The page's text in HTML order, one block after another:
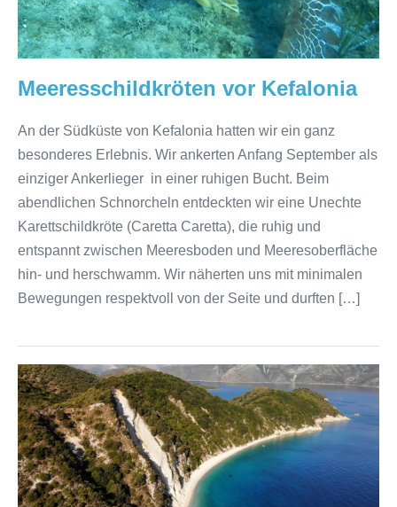
Meeresschildkröten vor Kefalonia
An der Südküste von Kefalonia hatten wir ein ganz
besonderes Erlebnis. Wir ankerten Anfang September als
einziger Ankerlieger in einer ruhigen Bucht. Beim
abendlichen Schnorcheln entdeckten wir eine Unechte
Karettschildkröte (Caretta Caretta), die ruhig und
entspannt zwischen Meeresboden und Meeresoberfläche
hin- und herschwamm. Wir näherten uns mit minimalen
Bewegungen respektvoll von der Seite und durften […]
Project
Baseline
und
Naturbeobachtungen
des
Solarboot-